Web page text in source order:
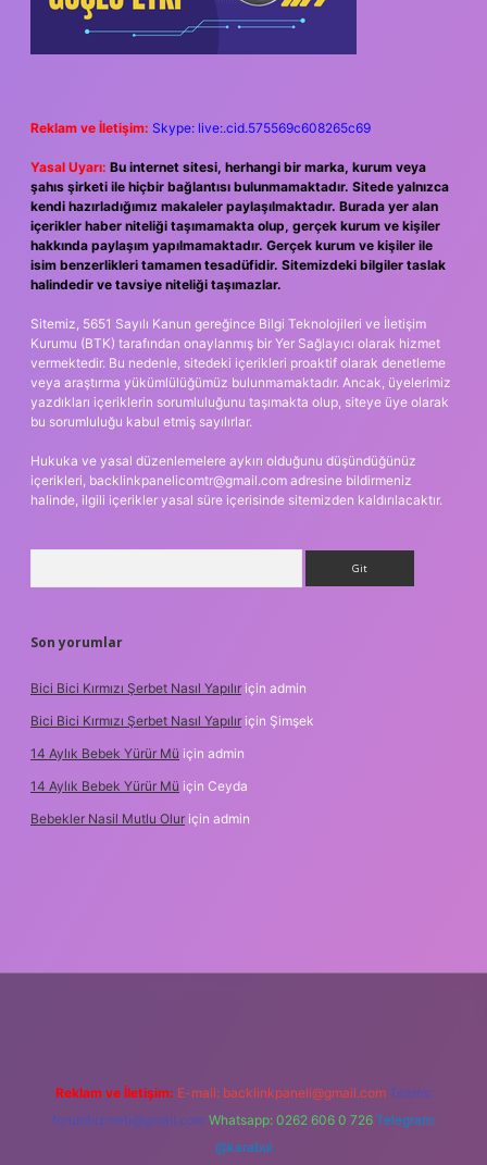
Reklam ve İletişim: Skype: live:.cid.575569c608265c69
Yasal Uyarı: Bu internet sitesi, herhangi bir marka, kurum veya
şahıs şirketi ile hiçbir bağlantısı bulunmamaktadır. Sitede yalnızca
kendi hazırladığımız makaleler paylaşılmaktadır. Burada yer alan
içerikler haber niteliği taşımamakta olup, gerçek kurum ve kişiler
hakkında paylaşım yapılmamaktadır. Gerçek kurum ve kişiler ile
isim benzerlikleri tamamen tesadüfidir. Sitemizdeki bilgiler taslak
halindedir ve tavsiye niteliği taşımazlar.
Sitemiz, 5651 Sayılı Kanun gereğince Bilgi Teknolojileri ve İletişim
Kurumu (BTK) tarafından onaylanmış bir Yer Sağlayıcı olarak hizmet
vermektedir. Bu nedenle, sitedeki içerikleri proaktif olarak denetleme
veya araştırma yükümlülüğümüz bulunmamaktadır. Ancak, üyelerimiz
yazdıkları içeriklerin sorumluluğunu taşımakta olup, siteye üye olarak
bu sorumluluğu kabul etmiş sayılırlar.
Hukuka ve yasal düzenlemelere aykırı olduğunu düşündüğünüz
içerikleri, backlinkpanelicomtr@gmail.com adresine bildirmeniz
halinde, ilgili içerikler yasal süre içerisinde sitemizden kaldırılacaktır.
Son yorumlar
Bici Bici Kırmızı Şerbet Nasıl Yapılır için admin
Bici Bici Kırmızı Şerbet Nasıl Yapılır için Şimşek
14 Aylık Bebek Yürür Mü için admin
14 Aylık Bebek Yürür Mü için Ceyda
Bebekler Nasil Mutlu Olur için admin
Reklam ve İletişim: E-mail: backlinkpaneli@gmail.com Teams:
forumhizmeti@gmail.com Whatsapp: 0262 606 0 726 Telegram:
@karabul